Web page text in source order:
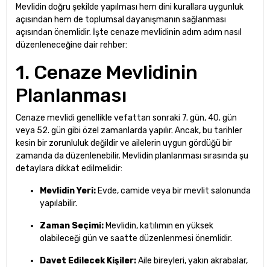
Mevlidin doğru şekilde yapılması hem dini kurallara uygunluk
açısından hem de toplumsal dayanışmanın sağlanması
açısından önemlidir. İşte cenaze mevlidinin adım adım nasıl
düzenleneceğine dair rehber:
1. Cenaze Mevlidinin
Planlanması
Cenaze mevlidi genellikle vefattan sonraki 7. gün, 40. gün
veya 52. gün gibi özel zamanlarda yapılır. Ancak, bu tarihler
kesin bir zorunluluk değildir ve ailelerin uygun gördüğü bir
zamanda da düzenlenebilir. Mevlidin planlanması sırasında şu
detaylara dikkat edilmelidir:
Mevlidin Yeri: Evde, camide veya bir mevlit salonunda
yapılabilir.
Zaman Seçimi: Mevlidin, katılımın en yüksek
olabileceği gün ve saatte düzenlenmesi önemlidir.
Davet Edilecek Kişiler:Aile bireyleri, yakın akrabalar,